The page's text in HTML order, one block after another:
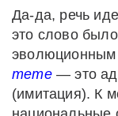
Да-да, речь
это слово
эволюционным
meme— это
(имитация). К